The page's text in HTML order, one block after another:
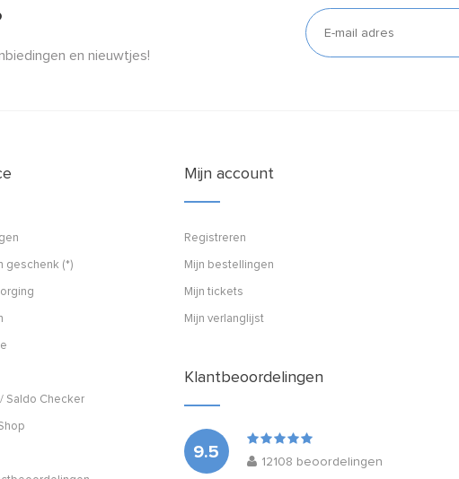
en nieuwtjes!
geschenk (*)
Saldo Checker
Mijn account
Registreren
Mijn bestellingen
Mijn tickets
Mijn verlanglijst
Klantbeoordelingen
9.5
12108 beoordelingen